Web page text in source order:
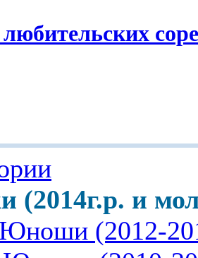
(2014г.р. и
Юноши (2012-